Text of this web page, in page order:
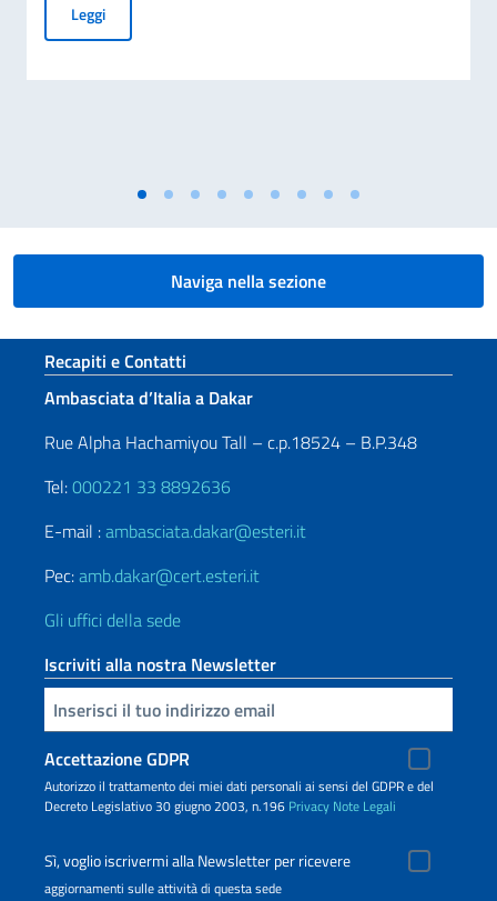
LeggiPiattaforma per la prenotazione degli appuntamenti per i
Naviga nella sezione
Sezione footer
Recapiti e Contatti
Ambasciata d’Italia a Dakar
Rue Alpha Hachamiyou Tall – c.p.18524 – B.P.348
Tel:000221 33 8892636
E-mail :ambasciata.dakar@esteri.it
Pec:amb.dakar@cert.esteri.it
Gli uffici della sede
Iscriviti alla nostra Newsletter
Inserisci la tua email
Accettazione GDPR
Autorizzo il trattamento dei miei dati personali ai sensi del GDPR e del
Decreto Legislativo 30 giugno 2003, n.196 Privacy Note Legali
Sì, voglio iscrivermi alla Newsletter per ricevere
aggiornamenti sulle attività di questa sede